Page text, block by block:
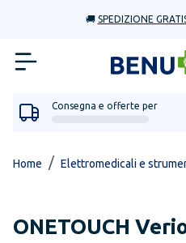
🚚 SPEDIZIONE
Consegna e offerte per
Home / Elettromedicali e
ONETOUCH